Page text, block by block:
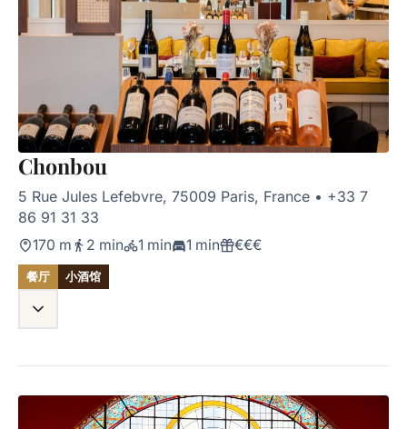
Chonbou
5 Rue Jules Lefebvre, 75009 Paris, France • +33 7
86 91 31 33
170 m 2 min 1 min 1 min €€€
餐厅 小酒馆